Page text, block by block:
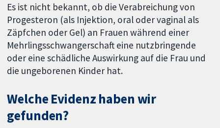
Es ist nicht bekannt, ob die Verabreichung von
Progesteron (als Injektion, oral oder vaginal als
Zäpfchen oder Gel) an Frauen während einer
Mehrlingsschwangerschaft eine nutzbringende
oder eine schädliche Auswirkung auf die Frau und
die ungeborenen Kinder hat.
Welche Evidenz haben wir
gefunden?